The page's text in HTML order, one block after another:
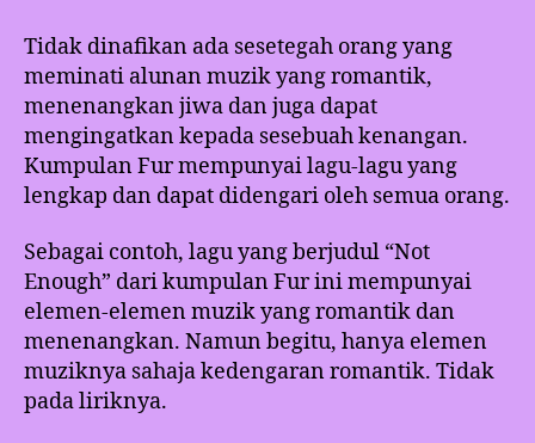
Tidak dinafikan ada sesetegah orang yang
meminati alunan muzik yang romantik,
menenangkan jiwa dan juga dapat
mengingatkan kepada sesebuah kenangan.
Kumpulan Fur mempunyai lagu-lagu yang
lengkap dan dapat didengari oleh semua orang.
Sebagai contoh, lagu yang berjudul “Not
Enough” dari kumpulan Fur ini mempunyai
elemen-elemen muzik yang romantik dan
menenangkan. Namun begitu, hanya elemen
muziknya sahaja kedengaran romantik. Tidak
pada liriknya.